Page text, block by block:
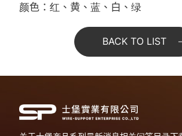
颜色：红、黄、蓝、白、绿
BACK TO LIST